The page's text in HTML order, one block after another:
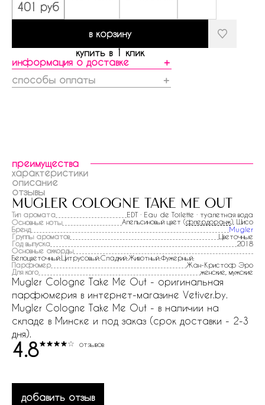
401 руб
в корзину
купить в 1 клик
информация о доставке
＋
способы оплаты
＋
преимущества
характеристики
описание
отзывы
mugler cologne take me out
Тип аромата
EDT · Eau de Toilette · туалетная вода
Основные ноты
Апельсиновый цвет (флердоранж), Шисо
Бренд
Mugler
Группы ароматов
Цветочные
Год выпуска
2018
Основные аккорды
Белоцветочный:Цитрусовый:Сладкий:Животный:Фужерный:
Парфюмер
Жан-Кристоф Эро
Для кого
женские, мужские
Mugler Cologne Take Me Out - оригинальная
парфюмерия в интернет-магазине Vetiver.by.
Mugler Cologne Take Me Out - в наличии на
складе в Минске и под заказ (срок доставки - 2-3
дня).
4.8 отзывов
добавить отзыв